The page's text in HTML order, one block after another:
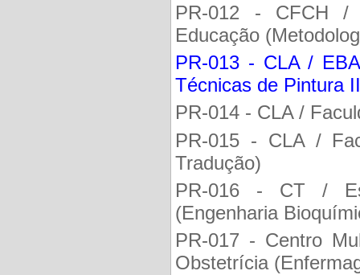
PR-012 - CFCH /
Educação
PR-013 - CLA /
Técnicas de Pintura
PR-014 - CLA /
PR-015 - CLA /
Tradução)
PR-016 - CT /
(Engenharia
PR-017 - Centro
Obstetrícia